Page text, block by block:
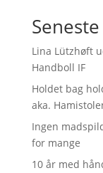
Lina Lützhøft
Handboll IF
Holdet bag
aka.
Ingen
for mange
10 år med